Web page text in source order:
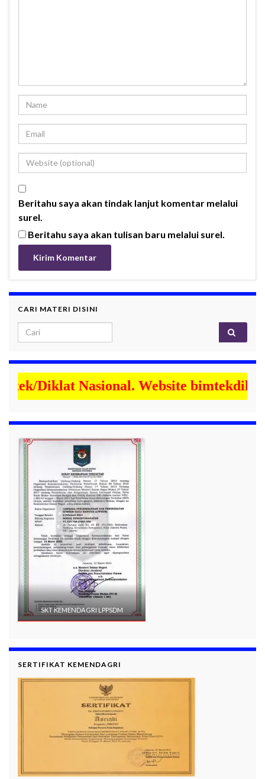
Beritahu saya akan tindak lanjut komentar melalui
surel.
Beritahu saya akan tulisan baru melalui surel.
CARI MATERI DISINI
Diklat Nasional. Website
SKT KEMENDAGRI LPPSDM
SERTIFIKAT KEMENDAGRI